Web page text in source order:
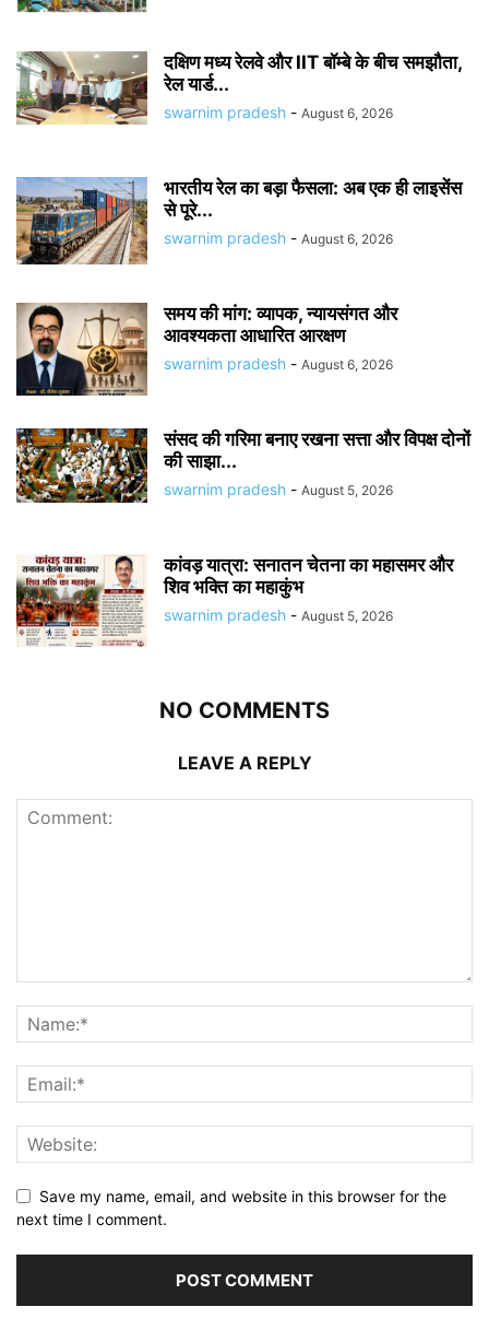
दक्षिण मध्य रेलवे और IIT बॉम्बे के बीच समझौता,
रेल यार्ड...
swarnim pradesh - August 6, 2026
भारतीय रेल का बड़ा फैसला: अब एक ही लाइसेंस
से पूरे...
swarnim pradesh - August 6, 2026
समय की मांग: व्यापक, न्यायसंगत और
आवश्यकता आधारित आरक्षण
swarnim pradesh - August 6, 2026
संसद की गरिमा बनाए रखना सत्ता और विपक्ष दोनों
की साझा...
swarnim pradesh - August 5, 2026
कांवड़ यात्रा: सनातन चेतना का महासमर और
शिव भक्ति का महाकुंभ
swarnim pradesh - August 5, 2026
NO COMMENTS
LEAVE A REPLY
Save my name, email, and website in this browser for the
next time I comment.